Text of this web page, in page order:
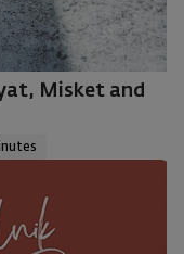
Misket and